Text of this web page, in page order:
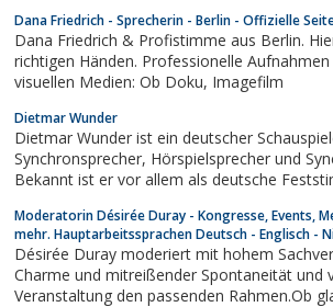
Stimme und Präsentationsfähigkeiten
und verbessern möchten. Der...
Dana Friedrich - Sprecherin - Berlin - Offizielle
Dana Friedrich & Profistimme aus Berlin.
richtigen Händen. Professionelle
visuellen Medien: Ob Doku, Imagefilm
Dietmar Wunder
Dietmar Wunder ist ein deutscher
Synchronsprecher, Hörspielsprecher und Synchronregisseur.
Bekannt ist er vor allem als deutsche
Craig.
Moderatorin Désirée Duray - Kongresse, Events,
mehr. Hauptarbeitssprachen Deutsch - Englisch -
Désirée Duray moderiert mit hohem Sachverstand,
Charme und mitreißender Spontaneität und
Veranstaltung den passenden Rahmen.Ob